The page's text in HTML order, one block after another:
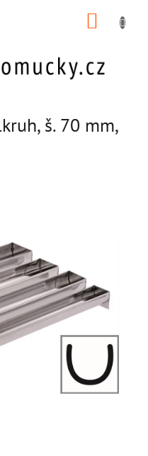
š. 70 mm,